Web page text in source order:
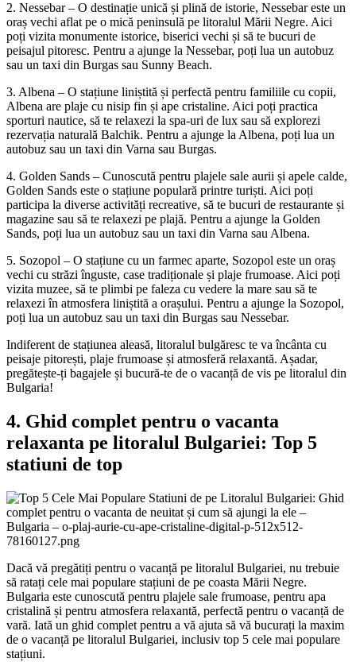
2. Nessebar – O destinație unică și plină de istorie, Nessebar este un
oraș vechi aflat pe o mică peninsulă pe litoralul Mării Negre. Aici
poți vizita monumente istorice, biserici vechi și să te bucuri de
peisajul pitoresc. Pentru a ajunge la Nessebar, poți lua un autobuz
sau un taxi din Burgas sau Sunny Beach.
3. Albena – O stațiune liniștită și perfectă pentru familiile cu copii,
Albena are plaje cu nisip fin și ape cristaline. Aici poți practica
sporturi nautice, să te relaxezi la spa-uri de lux sau să explorezi
rezervația naturală Balchik. Pentru a ajunge la Albena, poți lua un
autobuz sau un taxi din Varna sau Burgas.
4. Golden Sands – Cunoscută pentru plajele sale aurii și apele calde,
Golden Sands este o stațiune populară printre turiști. Aici poți
participa la diverse activități recreative, să te bucuri de restaurante și
magazine sau să te relaxezi pe plajă. Pentru a ajunge la Golden
Sands, poți lua un autobuz sau un taxi din Varna sau Albena.
5. Sozopol – O stațiune cu un farmec aparte, Sozopol este un oraș
vechi cu străzi înguste, case tradiționale și plaje frumoase. Aici poți
vizita muzee, să te plimbi pe faleza cu vedere la mare sau să te
relaxezi în atmosfera liniștită a orașului. Pentru a ajunge la Sozopol,
poți lua un autobuz sau un taxi din Burgas sau Nessebar.
Indiferent de stațiunea aleasă, litoralul bulgăresc te va încânta cu
peisaje pitorești, plaje frumoase și atmosferă relaxantă. Așadar,
pregătește-ți bagajele și bucură-te de o vacanță de vis pe litoralul din
Bulgaria!
4. Ghid complet pentru o vacanta
relaxanta pe litoralul Bulgariei: Top 5
statiuni de top
Dacă vă pregătiți pentru o vacanță pe litoralul Bulgariei, nu trebuie
să ratați cele mai populare stațiuni de pe coasta Mării Negre.
Bulgaria este cunoscută pentru plajele sale frumoase, pentru apa
cristalină și pentru atmosfera relaxantă, perfectă pentru o vacanță de
vară. Iată un ghid complet pentru a vă ajuta să vă bucurați la maxim
de o vacanță pe litoralul Bulgariei, inclusiv top 5 cele mai populare
stațiuni.